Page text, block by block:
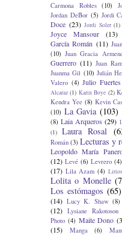
Carmona Robles
(10)
Jordan DeBor (5) Jordi
Doce (23) Jordi Soler (1)
Joyce Mansour (13)
García Román (11)
(10) Juan Gracia
Guerrero (11) Juan
Juanma Gil (10) Julián
Valero (4) Julio Fuertes
Alcaraz (1) Karin Boye (2)
Kendra Yee (8) Kevin
(10) La Gavia (103)
(8) Laia Arqueros (29)
(1)
Laura Rosal
Román (3) Lecturas y
Leopoldo María
(12) Levé (6) Levrero (4)
(17) Lila Azam (4)
Lolita o Monelle
Los estómagos (65)
(14) Lucy K. Shaw (8)
(12) Lysiane Rakotoson
Photo (4) Maite Dono
(15)
Manga (6)